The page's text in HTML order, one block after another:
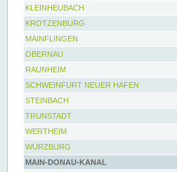
KLEINHEUBACH
KROTZENBURG
MAINFLINGEN
OBERNAU
RAUNHEIM
SCHWEINFURT NEUER HAFEN
STEINBACH
TRUNSTADT
WERTHEIM
WÜRZBURG
MAIN-DONAU-KANAL